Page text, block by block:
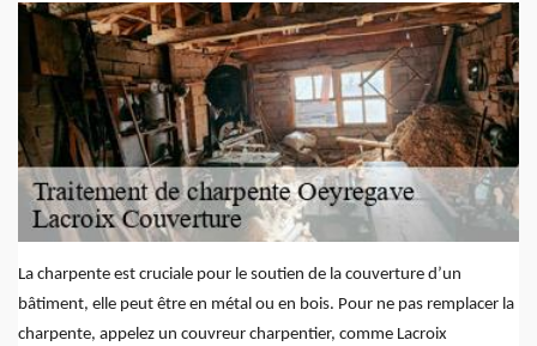
La charpente est cruciale pour le soutien de la couverture d’un
bâtiment, elle peut être en métal ou en bois. Pour ne pas remplacer la
charpente, appelez un couvreur charpentier, comme Lacroix